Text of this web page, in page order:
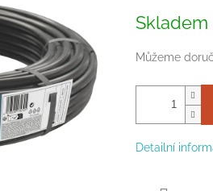
cena:
Skladem
Můžeme
Detailní